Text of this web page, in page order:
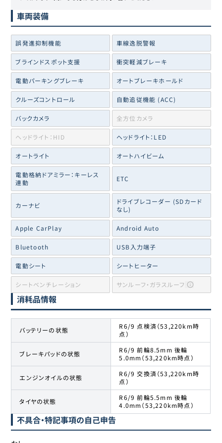
車両装備
誤発進抑制機能 車線逸脱警報
ブラインドスポット支援 衝突軽減ブレーキ
電動パーキングブレーキ オートブレーキホールド
クルーズコントロール 自動追従機能 (ACC)
バックカメラ 全方位カメラ
ヘッドライト：HID ヘッドライト：LED
オートライト オートハイビーム
電動格納ドアミラー：キーレス
連動
ETC
カーナビ
ドライブレコーダー (SDカード
なし)
Apple CarPlay Android Auto
Bluetooth USB入力端子
電動シート シートヒーター
シートベンチレーション サンルーフ・ガラスルーフ
消耗品情報
バッテリーの状態
R6/9 点検済（53,220km時
点）
ブレーキパッドの状態
R6/9 前輪8.5mm 後輪
5.0mm（53,220km時点）
エンジンオイルの状態
R6/9 交換済（53,220km時
点）
タイヤの状態
R6/9 前輪5.5mm 後輪
4.0mm（53,220km時点）
不具合・特記事項の自己申告